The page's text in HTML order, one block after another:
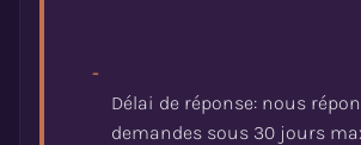
-
Délai de réponse: nous
demandes sous 30 jours